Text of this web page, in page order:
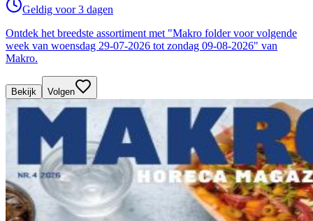
Geldig voor 3 dagen
Ontdek het breedste assortiment met "Makro folder voor volgende
week van woensdag 29-07-2026 tot zondag 09-08-2026" van
Makro.
Bekijk Volgen